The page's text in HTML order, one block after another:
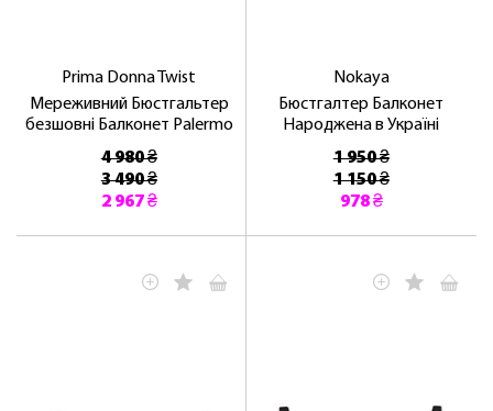
Prima Donna Twist
Мереживний Бюстгальтер
безшовні Балконет Palermo
4 980 ₴
3 490 ₴
2 967 ₴
Nokaya
Бюстгалтер Балконет
Народжена в Україні
1 950 ₴
1 150 ₴
978 ₴